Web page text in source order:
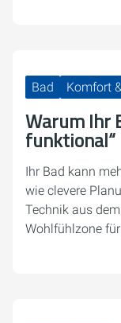
Bad Komfort
Warum Ihr
funktional“
Ihr Bad kann
wie clevere
Technik aus
Wohlfühlzone